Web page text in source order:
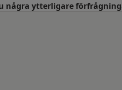
några ytterligare